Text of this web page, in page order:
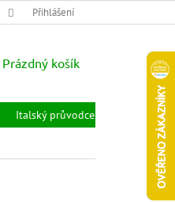
OBCHODNÍ PODMÍNKY
Přihlášení
NÁKUPNÍ
Prázdný košík
Italský průvodce
Prodejny